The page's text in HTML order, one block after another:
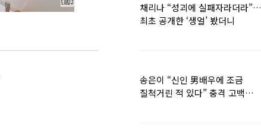
채리나 “성괴에 실패자라더라”…
최초 공개한 ‘생얼’ 봤더니
송은이 “신인 男배우에 조금
질척거린 적 있다” 충격 고백…